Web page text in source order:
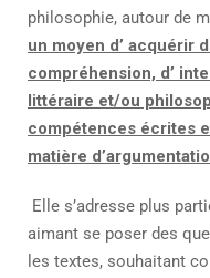
philosophie, autour de
un moyen d’ acquérir
compréhension, d’
littéraire et/ou
compétences écrites
matière
Elle s’adresse plus
aimant se poser des
les textes, souhaitant